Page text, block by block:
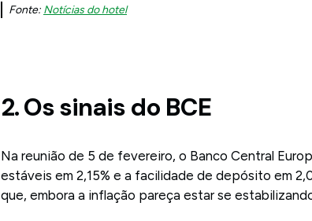
Fonte: Notícias do hotel
2. Os sinais do BCE
Na reunião de 5 de fevereiro, o Banco Central
estáveis em 2,15% e a facilidade de depósito em
que, embora a inflação pareça estar se